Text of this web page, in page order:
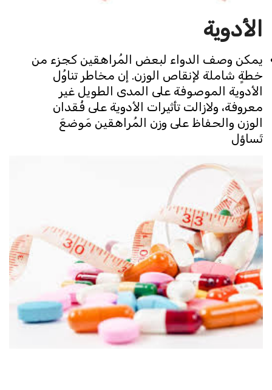
الأدوية
يمكن وصف الدواء لبعض المُراهقين كجزء من
خطةٍ شاملة لإنقاص الوزن. إن مخاطر تناوُل
الأدوية الموصوفة على المدى الطويل غير
معروفة، ولازالت تأثيرات الأدوية على فُقدان
الوزن والحفاظ على وزن المُراهقين مَوضعَ
تَساؤل